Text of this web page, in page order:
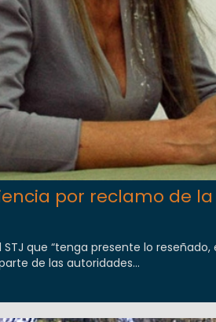
por reclamo de la
STJ que “tenga presente lo
de las autoridades...